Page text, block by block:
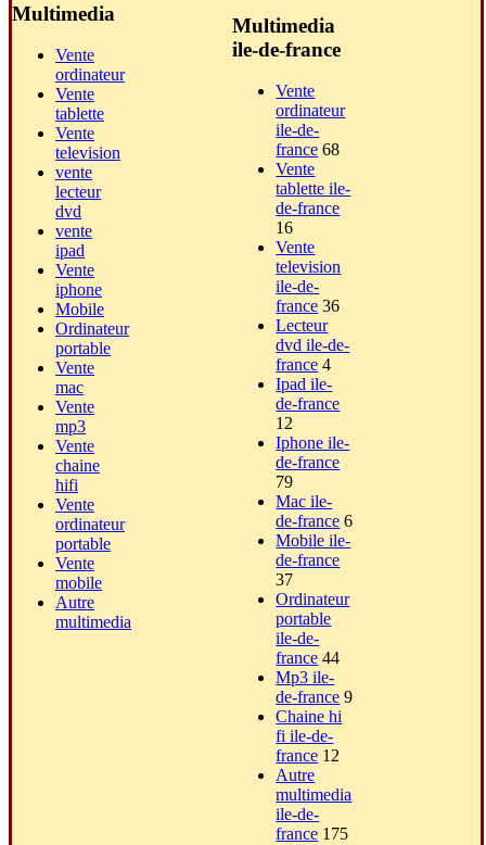
Multimedia
Vente
ordinateur
Vente
tablette
Vente
television
vente
lecteur
dvd
vente
ipad
Vente
iphone
Mobile
Ordinateur
portable
Vente
mac
Vente
mp3
Vente
chaine
hifi
Vente
ordinateur
portable
Vente
mobile
Autre
multimedia
Multimedia
ile-de-france
Vente
ordinateur
ile-de-
france 68
Vente
tablette ile-
de-france
16
Vente
television
ile-de-
france 36
Lecteur
dvd ile-de-
france 4
Ipad ile-
de-france
12
Iphone ile-
de-france
79
Mac ile-
de-france 6
Mobile ile-
de-france
37
Ordinateur
portable
ile-de-
france 44
Mp3 ile-
de-france 9
Chaine hi
fi ile-de-
france 12
Autre
multimedia
ile-de-
france 175